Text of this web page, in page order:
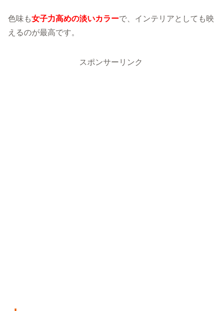
色味も女子力高めの淡いカラーで、インテリアとしても映
えるのが最高です。
スポンサーリンク